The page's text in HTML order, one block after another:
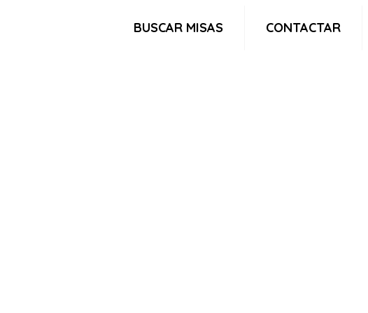
BUSCAR MISAS CONTACTAR